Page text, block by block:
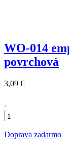
WO-014
povrchová
3,09 €
-
+
Doprava zadarmo